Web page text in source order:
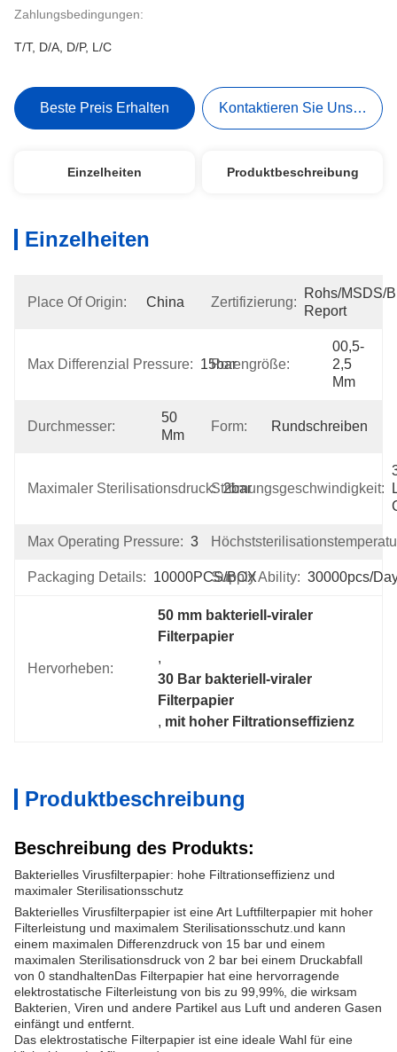
Zahlungsbedingungen:
T/T, D/A, D/P, L/C
Beste Preis Erhalten Kontaktieren Sie Uns Jetzt
Einzelheiten Produktbeschreibung
Einzelheiten
Place Of Origin: China Zertifizierung:
Rohs/MSDS/
Report
Max Differenzial Pressure: 15bar
Porengröße:
00,5-
2,5
Μm
Durchmesser:
50
Mm
Form: Rundschreiben
Maximaler Sterilisationsdruck: 2bar
Strömungsgeschwindigkeit:
Max Operating Pressure: 30bar
Packaging Details: 10000PCS/BOXSupply Ability: 30000pcs/
Hervorheben:
50 mm bakteriell-viraler
Filterpapier
,
30 Bar bakteriell-viraler
Filterpapier
, mit hoher Filtrationseffizienz
Produktbeschreibung
Beschreibung des Produkts:
Bakterielles Virusfilterpapier: hohe Filtrationseffizienz und
maximaler Sterilisationsschutz
Bakterielles Virusfilterpapier ist eine Art Luftfilterpapier mit hoher
Filterleistung und maximalem Sterilisationsschutz.und kann
einem maximalen Differenzdruck von 15 bar und einem
maximalen Sterilisationsdruck von 2 bar bei einem Druckabfall
von 0 standhaltenDas Filterpapier hat eine hervorragende
elektrostatische Filterleistung von bis zu 99,99%, die wirksam
Bakterien, Viren und andere Partikel aus Luft und anderen Gasen
einfängt und entfernt.
Das elektrostatische Filterpapier ist eine ideale Wahl für eine